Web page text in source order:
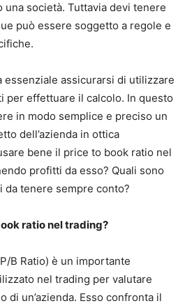
società. Tuttavia devi tenere
può essere soggetto a regole e
essenziale assicurarsi di utilizzare
per effettuare il calcolo. In questo
in modo semplice e preciso un
dell’azienda in ottica
bene il price to book ratio nel
profitti da esso? Quali sono
tenere sempre conto?
ratio nel trading?
B Ratio) è un importante
nel trading per valutare
di un’azienda. Esso confronta il